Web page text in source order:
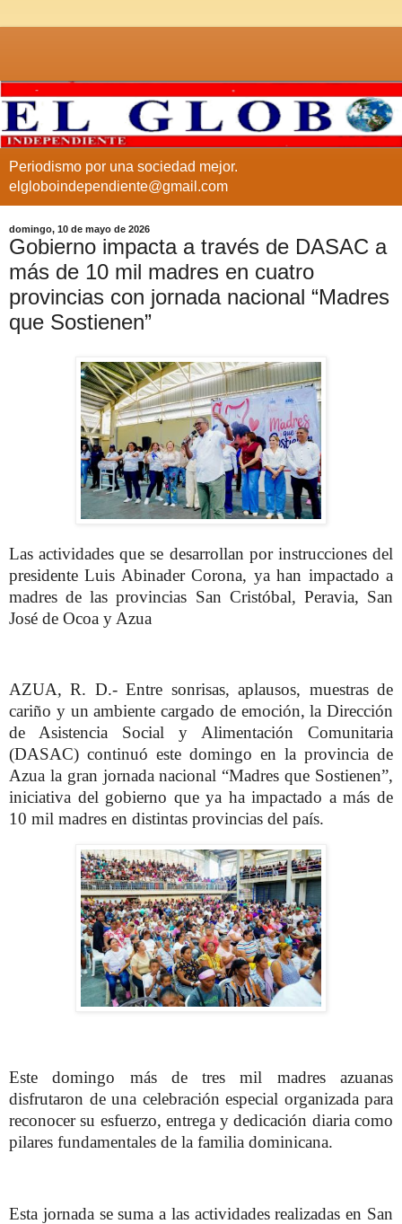
Periodismo por una sociedad mejor.
elgloboindependiente@gmail.com
domingo, 10 de mayo de 2026
Gobierno impacta a través de DASAC a
más de 10 mil madres en cuatro
provincias con jornada nacional “Madres
que Sostienen”
Las actividades que se desarrollan por instrucciones del
presidente Luis Abinader Corona, ya han impactado a
madres de las provincias San Cristóbal, Peravia, San
José de Ocoa y Azua
AZUA, R. D.- Entre sonrisas, aplausos, muestras de
cariño y un ambiente cargado de emoción, la Dirección
de Asistencia Social y Alimentación Comunitaria
(DASAC) continuó este domingo en la provincia de
Azua la gran jornada nacional “Madres que Sostienen”,
iniciativa del gobierno que ya ha impactado a más de
10 mil madres en distintas provincias del país.
Este domingo más de tres mil madres azuanas
disfrutaron de una celebración especial organizada para
reconocer su esfuerzo, entrega y dedicación diaria como
pilares fundamentales de la familia dominicana.
Esta jornada se suma a las actividades realizadas en San